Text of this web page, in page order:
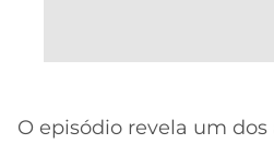
O episódio revela um